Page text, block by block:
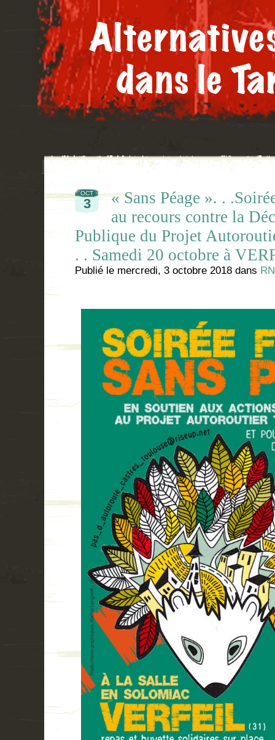
OCT
3
« Sans Péage ». .
au recours contre la
Publique du Projet
. . Samedi 20 octobre à
Publié le mercredi, 3 octobre 2018 dans